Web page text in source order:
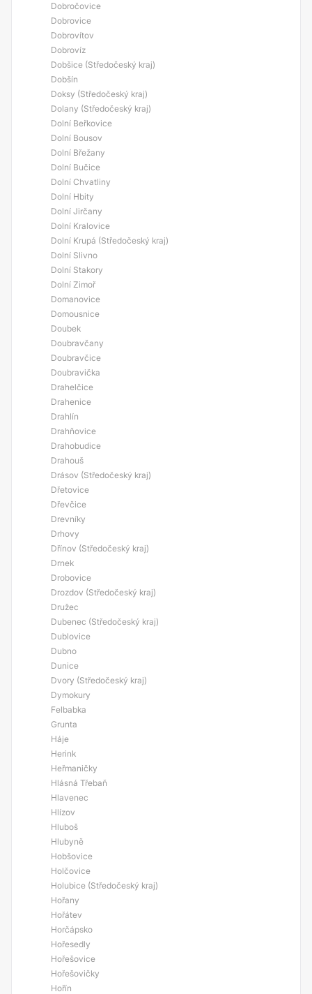
Dobročovice
Dobrovice
Dobrovítov
Dobrovíz
Dobšice (Středočeský kraj)
Dobšín
Doksy (Středočeský kraj)
Dolany (Středočeský kraj)
Dolní Beřkovice
Dolní Bousov
Dolní Břežany
Dolní Bučice
Dolní Chvatliny
Dolní Hbity
Dolní Jirčany
Dolní Kralovice
Dolní Krupá (Středočeský kraj)
Dolní Slivno
Dolní Stakory
Dolní Zimoř
Domanovice
Domousnice
Doubek
Doubravčany
Doubravčice
Doubravička
Drahelčice
Drahenice
Drahlín
Drahňovice
Drahobudice
Drahouš
Drásov (Středočeský kraj)
Dřetovice
Dřevčice
Drevníky
Drhovy
Dřínov (Středočeský kraj)
Drnek
Drobovice
Drozdov (Středočeský kraj)
Družec
Dubenec (Středočeský kraj)
Dublovice
Dubno
Dunice
Dvory (Středočeský kraj)
Dymokury
Felbabka
Grunta
Háje
Herink
Heřmaničky
Hlásná Třebaň
Hlavenec
Hlízov
Hluboš
Hlubyně
Hobšovice
Holčovice
Holubice (Středočeský kraj)
Hořany
Hořátev
Horčápsko
Hořesedly
Hořešovice
Hořešovičky
Hořín